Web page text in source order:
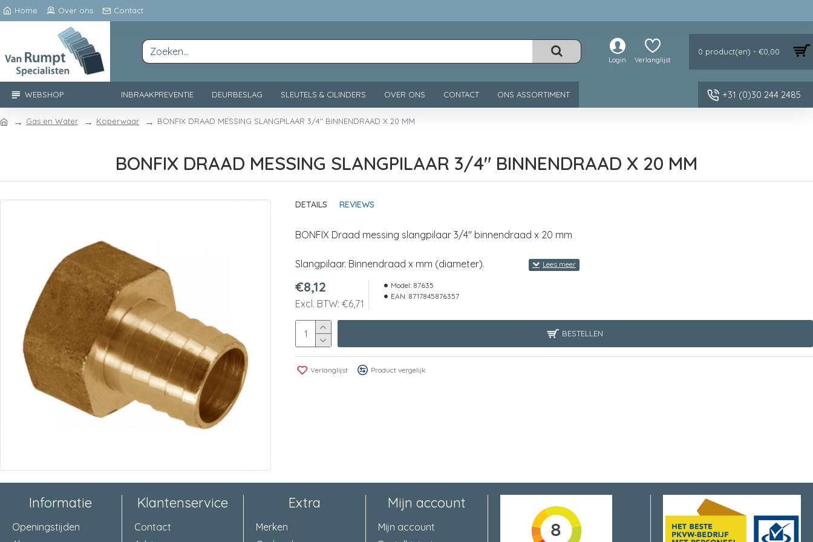
Home Over ons Contact
Login Verlanglijst
0 product(en) - €0,00
WEBSHOP INBRAAKPREVENTIE DEURBESLAG SLEUTELS & CILINDERS OVER ONS CONTACT ONS ASSORTIMENT +31 (0)30 244 2485
Gas en Water Koperwaar BONFIX DRAAD MESSING SLANGPILAAR 3/4" BINNENDRAAD X 20 MM
BONFIX DRAAD MESSING SLANGPILAAR 3/4" BINNENDRAAD X 20 MM
DETAILS REVIEWS
BONFIX Draad messing slangpilaar 3/4" binnendraad x 20 mm
Slangpilaar. Binnendraad x mm (diameter).
€8,12
Excl. BTW: €6,71
Model: 87635
EAN: 8717845876357
BESTELLEN
Verlanglijst Product vergelijk
Informatie
Openingstijden
Klantenservice
Contact
Extra
Merken
Mijn account
Mijn account